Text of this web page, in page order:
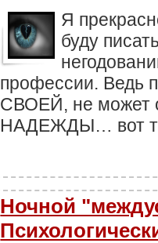
Я
буду
профессии. Ведь
СВОЕЙ, не может
НАДЕЖДЫ… вот
Ночной